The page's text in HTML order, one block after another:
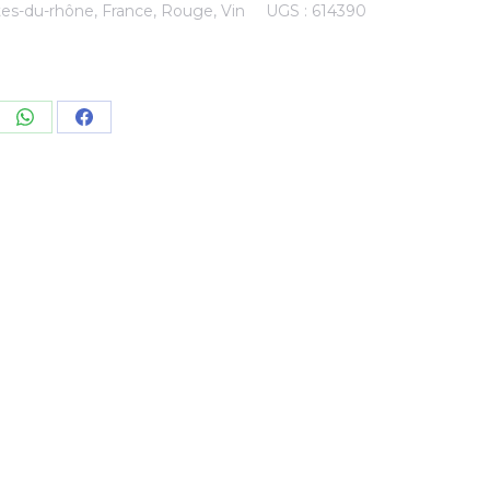
du-rhône, France, Rouge, Vin UGS : 614390
Share Share